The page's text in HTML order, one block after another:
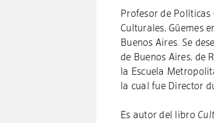
Profesor de
Culturales, Güemes
Buenos Aires. Se
de Buenos Aires, de
la Escuela
la cual fue Director
Es autor del libro